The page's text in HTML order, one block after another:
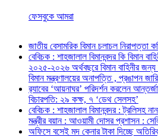
ফেসবুকে আমরা
জাতীয় বেসামরিক বিমান চলাচল
বেবিচক : শাহজালাল বিমানবন্দর কি বিমান
২০২৫-২০২৬ অর্থবছরে বিমান বাহিনীর জন্য
বিমান মন্ত্রণালয়ের অনাপত্তি , প্রঙাপন জারি
র‍্যাবের ‘আয়নাঘর’ পরিদর্শন করলেন
বিচারপতি: ২৯ কক্ষ, ৭ ‘ডেথ সেলসহ’
বেবিচক : শাহজালাল বিমানবন্দর : ট্রলিসহ
মন্ত্রীর বয়ান : আওয়ামী দোসর প্রশাসন :
অফিসে বসেই মদ কেনার টাকা দিচ্ছে